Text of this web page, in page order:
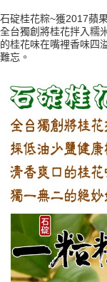
１．透過由恩沛科技股
易，需依本服務之必要
權轉讓予恩沛科技股份
２．關於個人資料處理
３．未成年的使用者
「AFTEE先享後付」，
任。
４．使用「AFTEE先享
時審查核予不同之上限
請求用戶進行身份認證
５．嚴禁一人註冊多
恩沛科技股份有限公司
石碇桂花粽~獲2017蘋
全台獨創將桂花拌入糯
的桂花味在嘴裡香味四
難忘。